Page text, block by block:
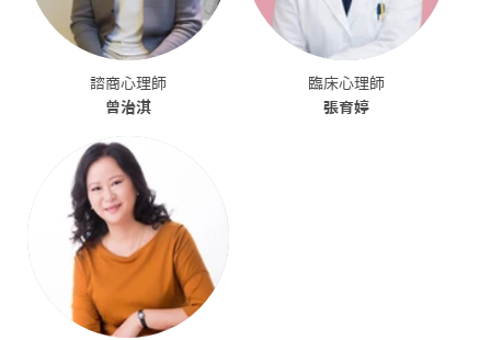
諮商心理師
曾治淇
臨床心理師
張育婷